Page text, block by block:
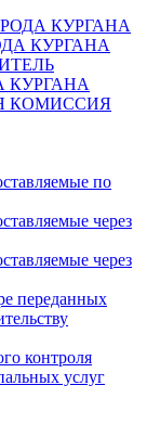
КУРГАНА
КУРГАНА
КУРГАНА
КОМИССИЯ
по
через
через
переданных
контроля
услуг